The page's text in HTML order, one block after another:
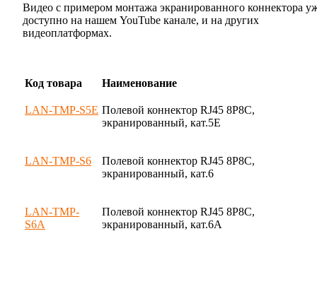
Видео с примером монтажа экранированного коннектора
доступно на нашем YouTube канале, и на других
видеоплатформах.
Код товара Наименование
LAN-TMP-S5E Полевой коннектор RJ45 8P8C,
экранированный, кат.5E
LAN-TMP-S6
Полевой коннектор RJ45 8P8C,
экранированный, кат.6
LAN-TMP-
S6A
Полевой коннектор RJ45 8P8C,
экранированный, кат.6A